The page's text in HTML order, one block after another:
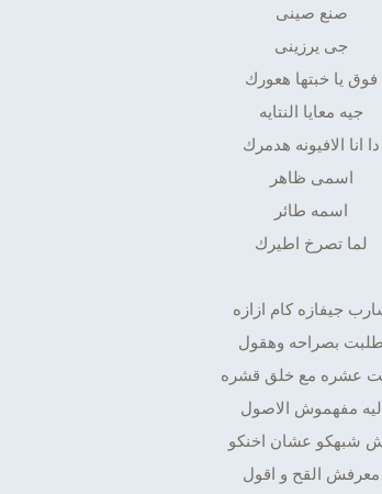
صنع صينى
جى يرزينى
فوق يا خبتها هعورك
جيه معايا النتايه
دا انا الافيونه هدمرك
اسمى ظاهر
اسمه طائر
لما تصرخ اطيرك
جيفازه كام ازازه
بصراحه وهقول
عشره مع خلق قشره
ليه مفهموش الاصول
شبهكو عشان اخنكو
معرفش القح و اقول